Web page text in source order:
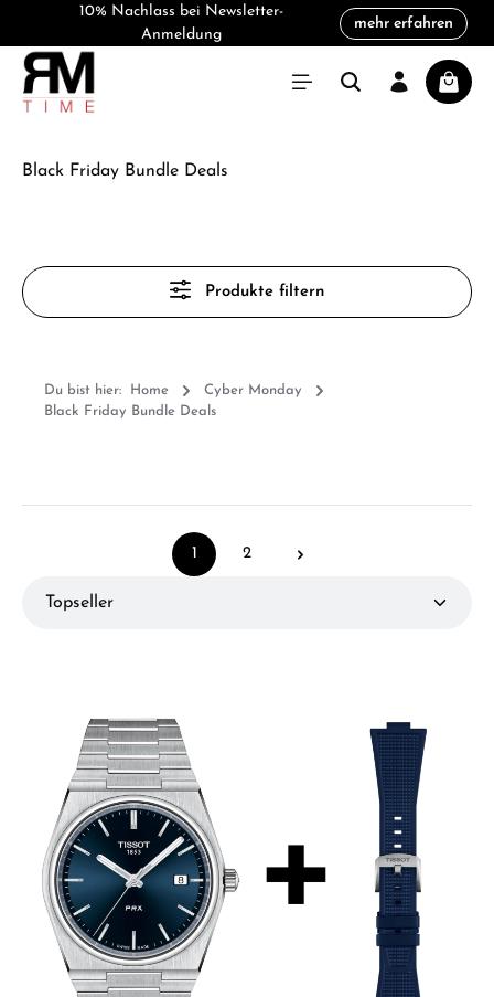
10% Nachlass bei Newsletter-
Anmeldung
mehr erfahren
Black Friday Bundle Deals
Produkte filtern
Du bist hier: Home
Cyber Monday
Black Friday Bundle Deals
Seite
1 2